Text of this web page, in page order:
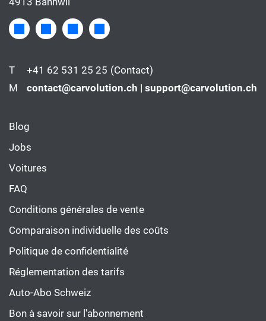
T +41 62 531 25 25 (Contact)
M
contact@carvolution.ch | support@carvolution.ch
Blog
Jobs
Voitures
FAQ
Conditions générales de vente
Comparaison individuelle des coûts
Politique de confidentialité
Réglementation des tarifs
Auto-Abo Schweiz
Bon à savoir sur l'abonnement